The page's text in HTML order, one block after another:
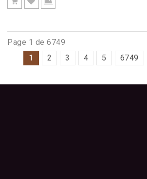
Page 1 de 6749
1
2 3 4 5 6749